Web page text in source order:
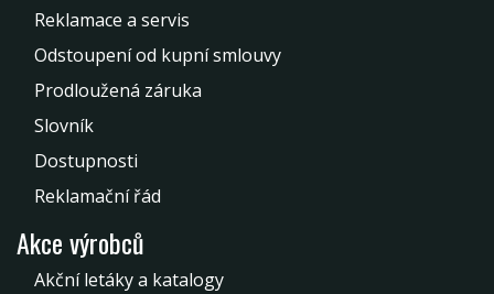
Reklamace a servis
Odstoupení od kupní smlouvy
Prodloužená záruka
Slovník
Dostupnosti
Reklamační řád
Akce výrobců
Akční letáky a katalogy